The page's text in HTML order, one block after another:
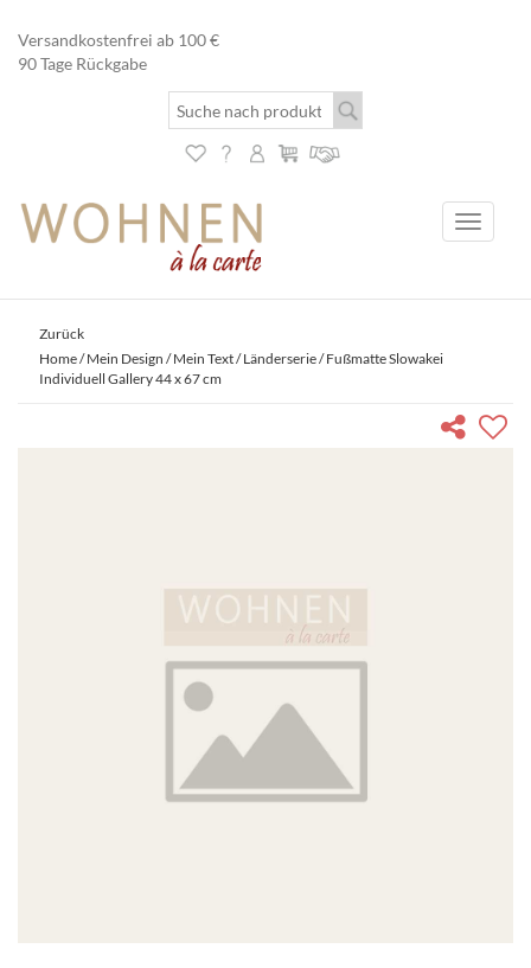
Versandkostenfrei ab 100 €
90 Tage Rückgabe
Toggle
Zurück
Home/Mein Design / Mein Text/Länderserie/ Fußmatte Slowakei
Individuell Gallery 44 x 67 cm